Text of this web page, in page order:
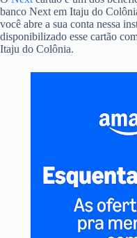
banco Next em Itaju do
você abre a sua conta nessa
disponibilizado esse cartão
Itaju do Colônia.